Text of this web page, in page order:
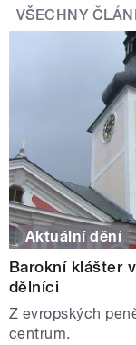
VŠECHNY
Aktuální dění
Barokní klášter
dělníci
Z evropských
centrum.